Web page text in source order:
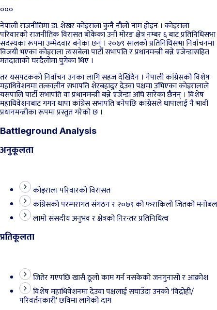
०००
नेपाली राजनीतिमा डा. शेखर कोइराला कुनै नौलो नाम होइन । कोइराला
परिवारको राजनीतिक विरासत बोकेका उनी मोरङ क्षेत्र नम्बर ६ बाट प्रतिनिधिसभा
सदस्यका रूपमा उम्मेदवार बनेका छन् । २०७९ सालको प्रतिनिधिसभा निर्वाचनमा
विजयी भएका कोइराला त्यसबेला पार्टी सभापति र प्रधानमन्त्री बन्ने एजेन्डासहित
मतदाताको घरदैलोमा पुगेका थिए ।
तर यसपटकको निर्वाचन उनका लागि सहज देखिँदैन । नेपाली कांग्रेसको विशेष
महाधिवेशनमा तत्कालीन सभापति शेरबहादुर देउवा पक्षमा उभिएका कोइरालाले
यसपालि पार्टी सभापति वा प्रधानमन्त्री बन्ने एजेन्डा अघि सारेका छैनन् । विशेष
महाधिवेशनबाट गगन थापा कांग्रेस सभापति बनेपछि कांग्रेसले थापालाई नै भावी
प्रधानमन्त्रीका रूपमा प्रस्तुत गरेको छ ।
Battleground Analysis
अनुकूलता
कोइराला परिवारको विरासत
कांग्रेसको परम्परागत संगठन र २०७९ को फराकिलो जितको मनोबल
लामो संसदीय अनुभव र क्षेत्रको निरन्तर प्रतिनिधित्व
प्रतिकूलता
जितेर गएपछि खासै ठूलो काम गर्न नसकेको जनगुनासो र आक्रोश
विशेष महाधिवेशनमा देउवा पक्षलाई सघाउँदा उनको 'विद्रोही/
परिवर्तनकारी' छविमा लागेको दाग